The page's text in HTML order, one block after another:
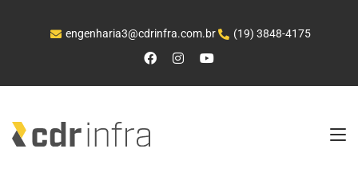
engenharia3@cdrinfra.com.br (19) 3848-4175